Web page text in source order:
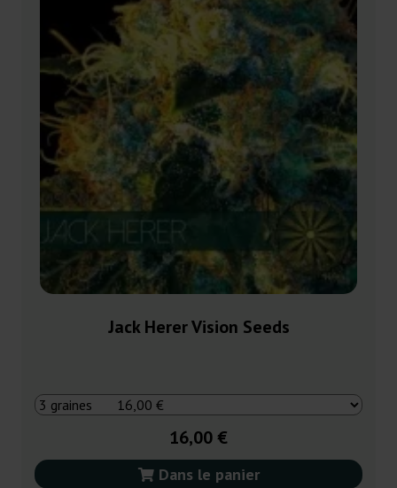
Jack Herer Vision Seeds
16,00 €
Dans le panier